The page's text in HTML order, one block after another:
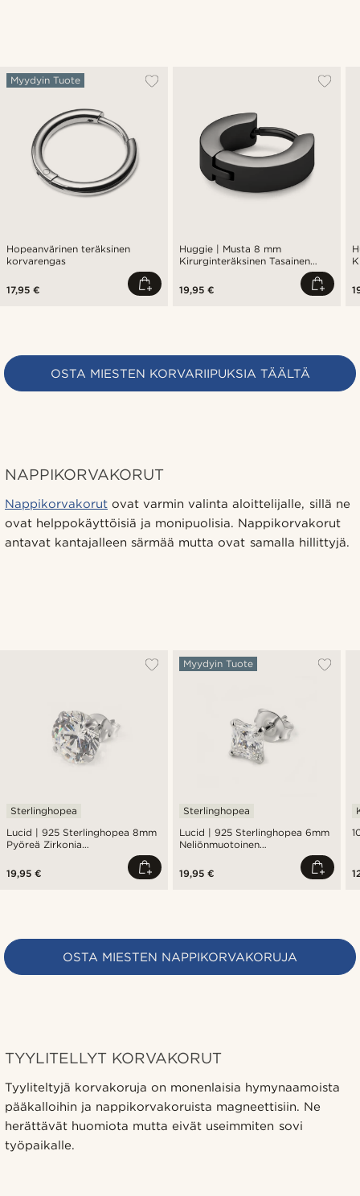
Hopeanvärinen teräksinen
korvarengas
Myydyin Tuote
17,95 €
Huggie | Musta 8 mm
Kirurginteräksinen Tasainen
19,95 €
OSTA MIESTEN KORVARIIPUKSIA TÄÄLTÄ
NAPPIKORVAKORUT
Nappikorvakorut ovat varmin valinta aloittelijalle, sillä ne
ovat helppokäyttöisiä ja monipuolisia. Nappikorvakorut
antavat kantajalleen särmää mutta ovat samalla hillittyjä.
Lucid | 925 Sterlinghopea 8mm
Pyöreä Zirkonia
Sterlinghopea
19,95 €
Lucid | 925 Sterlinghopea 6mm
Neliönmuotoinen
Myydyin Tuote
Sterlinghopea
19,95 €
OSTA MIESTEN NAPPIKORVAKORUJA
TYYLITELLYT KORVAKORUT
Tyyliteltyjä korvakoruja on monenlaisia hymynaamoista
pääkalloihin ja nappikorvakoruista magneettisiin. Ne
herättävät huomiota mutta eivät useimmiten sovi
työpaikalle.